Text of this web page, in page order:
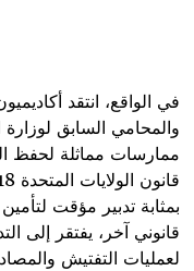
في الواقع، انتقد
والمحامي السابق لوزارة
ممارسات مماثلة لحفظ
بمثابة تدبير مؤقت
قانوني آخر، يفتقر إلى
لعمليات التفتيش